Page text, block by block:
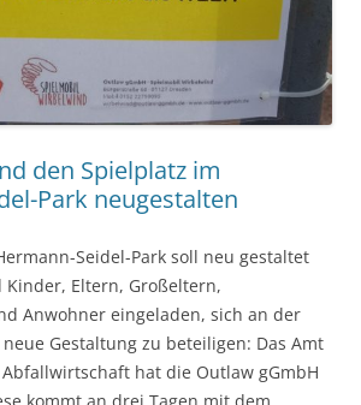
den Spielplatz im
Park neugestalten
Seidel-Park soll neu gestaltet
Kinder, Eltern, Großeltern,
Anwohner eingeladen, sich an der
Gestaltung zu beteiligen: Das Amt
hat die Outlaw gGmbH